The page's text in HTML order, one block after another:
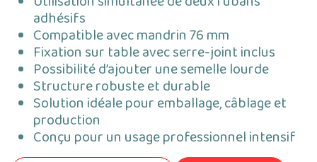
adhésifs
Compatible avec mandrin 76 mm
Fixation sur table avec serre-joint inclus
Possibilité d’ajouter une semelle lourde
Structure robuste et durable
Solution idéale pour emballage, câblage et
production
Conçu pour un usage professionnel intensif